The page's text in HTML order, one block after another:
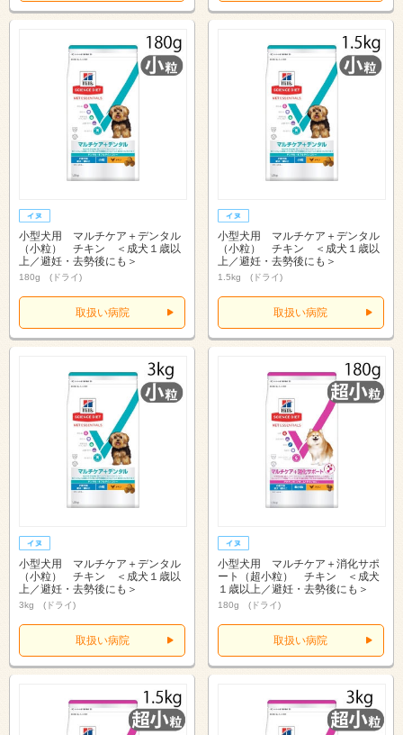
小型犬用 マルチケア＋デンタル
（小粒） チキン ＜成犬１歳以
上／避妊・去勢後にも＞
180g (ドライ)
取扱い病院
小型犬用 マルチケア＋デンタル
（小粒） チキン ＜成犬１歳以
上／避妊・去勢後にも＞
1.5kg (ドライ)
取扱い病院
小型犬用 マルチケア＋デンタル
（小粒） チキン ＜成犬１歳以
上／避妊・去勢後にも＞
3kg (ドライ)
取扱い病院
小型犬用 マルチケア＋消化サポ
ート（超小粒） チキン ＜成犬
１歳以上／避妊・去勢後にも＞
180g (ドライ)
取扱い病院